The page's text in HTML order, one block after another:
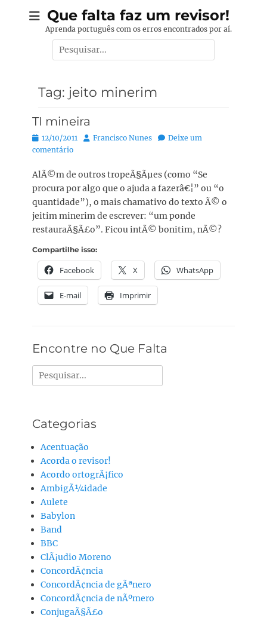
Que falta faz um revisor!
Aprenda português com os erros encontrados por aí.
Pesquisar
por:
Tag: jeito minerim
TI mineira
Posted
on
12/10/2011 Autor:
Francisco Nunes
Deixe um
comentário
AlÃ©m de outros tropeÃ§Ãµes (como “Se
procura por algo que o ajuda a fazerâ€¦” ou “o
quantidade”), o mais chamativo do texto Ã© o
jeitim minerim de escrever: “um ponde
restauraÃ§Ã£o”. Ficou intÃ© bonitim, nÃ©?
Compartilhe isso:
Facebook X WhatsApp
E-mail Imprimir
Encontre no Que Falta
Pesquisar
por:
Categorias
Acentuação
Acorda o revisor!
Acordo ortogrÃ¡fico
AmbigÃ¼idade
Aulete
Babylon
Band
BBC
ClÃ¡udio Moreno
ConcordÃ¢ncia
ConcordÃ¢ncia de gÃªnero
ConcordÃ¢ncia de nÃºmero
ConjugaÃ§Ã£o